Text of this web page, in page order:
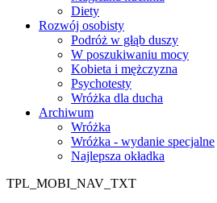
Diety
Rozwój osobisty
Podróż w głąb duszy
W poszukiwaniu mocy
Kobieta i mężczyzna
Psychotesty
Wróżka dla ducha
Archiwum
Wróżka
Wróżka - wydanie specjalne
Najlepsza okładka
TPL_MOBI_NAV_TXT